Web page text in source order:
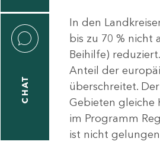
CHAT
In den
bis zu 70 % nicht
Beihilfe)
Anteil der
überschreitet.
Gebieten gleiche
im Programm
ist nicht